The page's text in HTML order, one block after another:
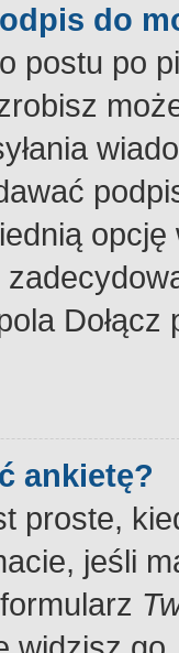
do
postu po
ankietę?
proste,
jeśli